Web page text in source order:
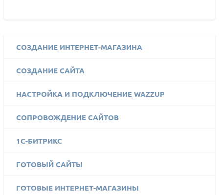
СОЗДАНИЕ ИНТЕРНЕТ-МАГАЗИНА
СОЗДАНИЕ САЙТА
НАСТРОЙКА И ПОДКЛЮЧЕНИЕ WAZZUP
СОПРОВОЖДЕНИЕ САЙТОВ
1C-БИТРИКС
ГОТОВЫЙ САЙТЫ
ГОТОВЫЕ ИНТЕРНЕТ-МАГАЗИНЫ